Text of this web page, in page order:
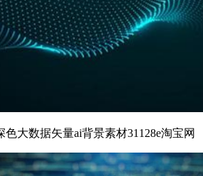
大数据矢量ai背景素材31128e淘宝网